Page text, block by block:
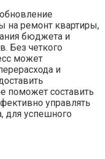
на ремонт квартиры,
бюджета и
Без четкого
может
и
поможет составить
управлять
для успешного